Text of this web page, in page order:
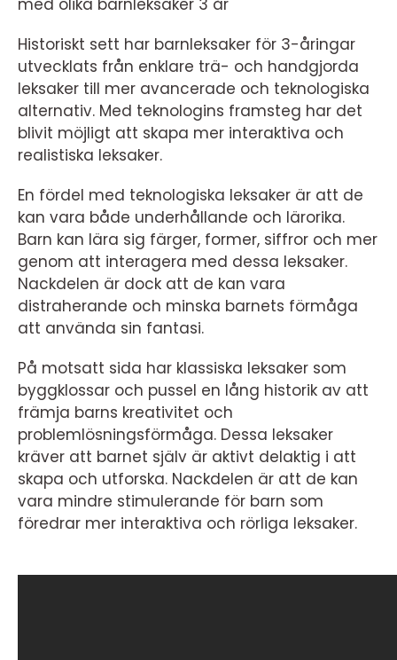
Historiskt sett har barnleksaker för 3-åringar
utvecklats från enklare trä- och handgjorda
leksaker till mer avancerade och teknologiska
alternativ. Med teknologins framsteg har det
blivit möjligt att skapa mer interaktiva och
realistiska leksaker.
En fördel med teknologiska leksaker är att de
kan vara både underhållande och lärorika.
Barn kan lära sig färger, former, siffror och mer
genom att interagera med dessa leksaker.
Nackdelen är dock att de kan vara
distraherande och minska barnets förmåga
att använda sin fantasi.
På motsatt sida har klassiska leksaker som
byggklossar och pussel en lång historik av att
främja barns kreativitet och
problemlösningsförmåga. Dessa leksaker
kräver att barnet själv är aktivt delaktig i att
skapa och utforska. Nackdelen är att de kan
vara mindre stimulerande för barn som
föredrar mer interaktiva och rörliga leksaker.